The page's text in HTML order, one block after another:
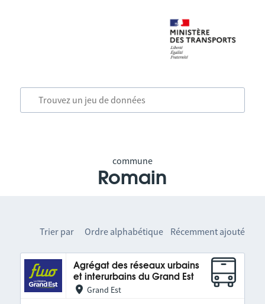
commune
Romain
Trier par Ordre alphabétique Récemment ajouté
Agrégat des réseaux urbains
et interurbains du Grand Est
Grand Est